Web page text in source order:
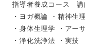
指導者養成コース 講
・ヨガ概論 ・精神生
・身体生理学 ・アー
・浄化洗浄法 ・実技